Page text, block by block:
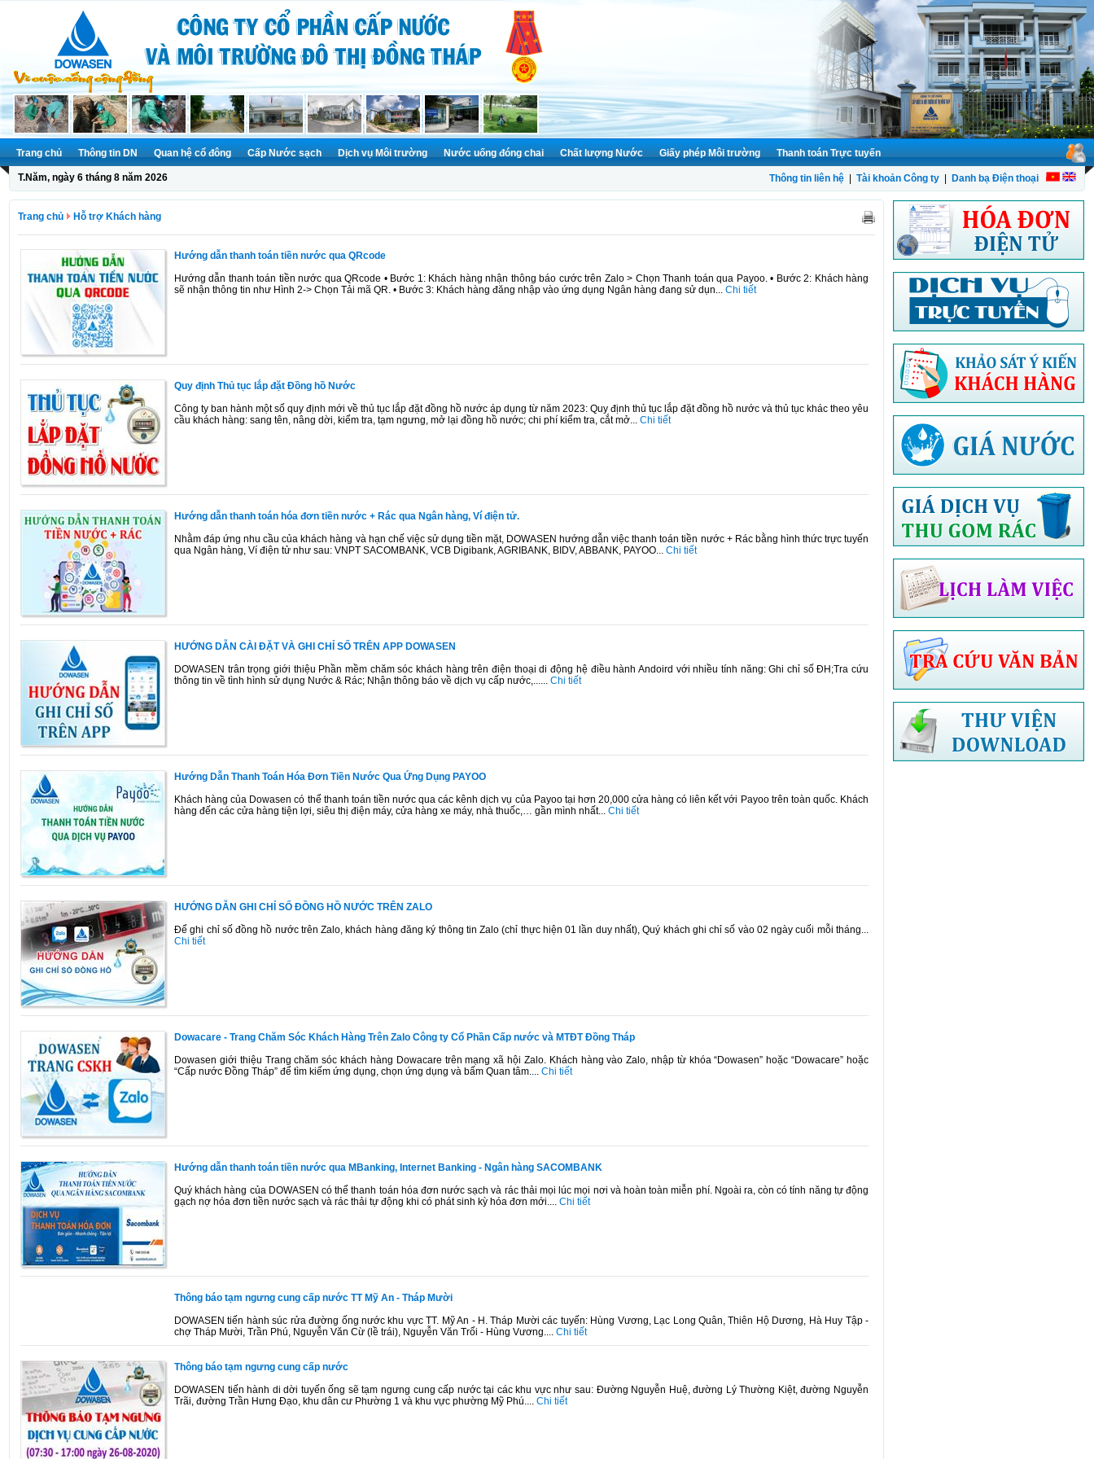
Trang chủ Thông tin DN Quan hệ cổ đông Cấp Nước sạch Dịch vụ Môi trường Nước uống đóng chai Chất lượng Nước Giấy phép Môi trường Thanh toán Trực tuyến
T.Năm, ngày 6 tháng 8 năm 2026 Thông tin liên hệ Tài khoản Công ty Danh bạ Điện thoại
Trang chủ Hỗ trợ Khách hàng
Hướng dẫn thanh toán tiền nước qua QRcode
Hướng dẫn thanh toán tiền nước qua QRcode • Bước 1: Khách hàng nhận thông báo cước trên Zalo > Chọn Thanh toán qua Payoo. • Bước 2: Khách hàng
sẽ nhận thông tin như Hình 2-> Chọn Tải mã QR. • Bước 3: Khách hàng đăng nhập vào ứng dụng Ngân hàng đang sử dụn... Chi tiết
Quy định Thủ tục lắp đặt Đồng hồ Nước
Công ty ban hành một số quy định mới về thủ tục lắp đặt đồng hồ nước áp dụng từ năm 2023: Quy định thủ tục lắp đặt đồng hồ nước và thủ tục khác theo yêu
cầu khách hàng: sang tên, nâng dời, kiểm tra, tạm ngưng, mở lại đồng hồ nước; chi phí kiểm tra, cắt mở... Chi tiết
Hướng dẫn thanh toán hóa đơn tiền nước + Rác qua Ngân hàng, Ví điện tử.
Nhằm đáp ứng nhu cầu của khách hàng và hạn chế việc sử dụng tiền mặt, DOWASEN hướng dẫn việc thanh toán tiền nước + Rác bằng hình thức trực tuyến
qua Ngân hàng, Ví điện tử như sau: VNPT SACOMBANK, VCB Digibank, AGRIBANK, BIDV, ABBANK, PAYOO... Chi tiết
HƯỚNG DẪN CÀI ĐẶT VÀ GHI CHỈ SỐ TRÊN APP DOWASEN
DOWASEN trân trọng giới thiệu Phần mềm chăm sóc khách hàng trên điện thoại di động hệ điều hành Andoird với nhiều tính năng: Ghi chỉ số ĐH;Tra cứu
thông tin về tình hình sử dụng Nước & Rác; Nhận thông báo về dịch vụ cấp nước,...... Chi tiết
Hướng Dẫn Thanh Toán Hóa Đơn Tiền Nước Qua Ứng Dụng PAYOO
Khách hàng của Dowasen có thể thanh toán tiền nước qua các kênh dịch vụ của Payoo tại hơn 20,000 cửa hàng có liên kết với Payoo trên toàn quốc. Khách
hàng đến các cửa hàng tiện lợi, siêu thị điện máy, cửa hàng xe máy, nhà thuốc,… gần mình nhất... Chi tiết
HƯỚNG DẪN GHI CHỈ SỐ ĐỒNG HỒ NƯỚC TRÊN ZALO
Để ghi chỉ số đồng hồ nước trên Zalo, khách hàng đăng ký thông tin Zalo (chỉ thực hiện 01 lần duy nhất), Quý khách ghi chỉ số vào 02 ngày cuối mỗi tháng...
Chi tiết
Dowacare - Trang Chăm Sóc Khách Hàng Trên Zalo Công ty Cổ Phần Cấp nước và MTĐT Đồng Tháp
Dowasen giới thiệu Trang chăm sóc khách hàng Dowacare trên mạng xã hội Zalo. Khách hàng vào Zalo, nhập từ khóa “Dowasen” hoặc “Dowacare” hoặc
“Cấp nước Đồng Tháp” để tìm kiếm ứng dụng, chọn ứng dụng và bấm Quan tâm.... Chi tiết
Hướng dẫn thanh toán tiền nước qua MBanking, Internet Banking - Ngân hàng SACOMBANK
Quý khách hàng của DOWASEN có thể thanh toán hóa đơn nước sạch và rác thải mọi lúc mọi nơi và hoàn toàn miễn phí. Ngoài ra, còn có tính năng tự động
gạch nợ hóa đơn tiền nước sạch và rác thải tự động khi có phát sinh kỳ hóa đơn mới.... Chi tiết
Thông báo tạm ngưng cung cấp nước TT Mỹ An - Tháp Mười
DOWASEN tiến hành súc rửa đường ống nước khu vực TT. Mỹ An - H. Tháp Mười các tuyến: Hùng Vương, Lạc Long Quân, Thiên Hộ Dương, Hà Huy Tập -
chợ Tháp Mười, Trần Phú, Nguyễn Văn Cừ (lề trái), Nguyễn Văn Trổi - Hùng Vương.... Chi tiết
Thông báo tạm ngưng cung cấp nước
DOWASEN tiến hành di dời tuyến ống sẽ tạm ngưng cung cấp nước tại các khu vực như sau: Đường Nguyễn Huệ, đường Lý Thường Kiệt, đường Nguyễn
Trãi, đường Trần Hưng Đạo, khu dân cư Phường 1 và khu vực phường Mỹ Phú.... Chi tiết